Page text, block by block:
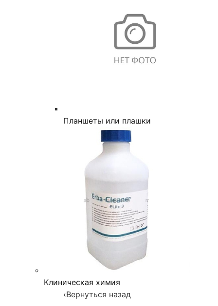
Планшеты или плашки
Клиническая химия
‹Вернуться назад